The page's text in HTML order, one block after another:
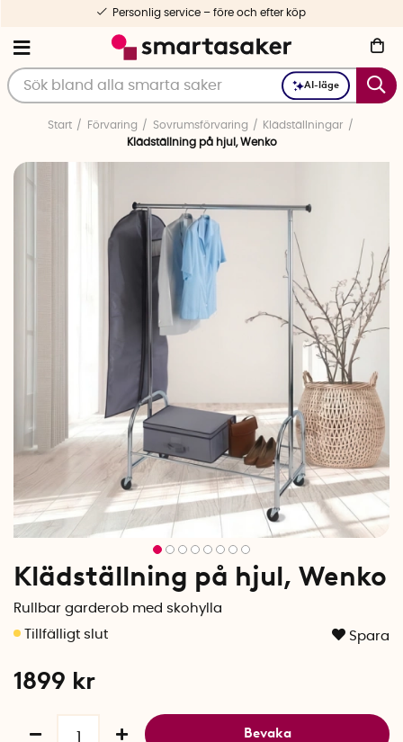
AI-läge
Personlig service – före och efter köp
Start Förvaring Sovrumsförvaring
Klädställningar
Klädställning på hjul, Wenko
Klädställning på hjul, Wenko
Rullbar garderob med skohylla
Spara
1899 kr
Bevaka